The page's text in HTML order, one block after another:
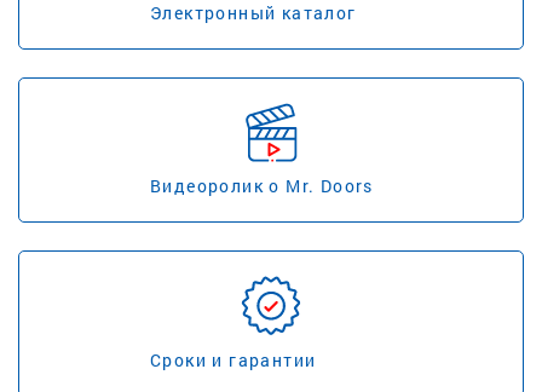
Электронный каталог
Видеоролик о Mr. Doors
Сроки и гарантии